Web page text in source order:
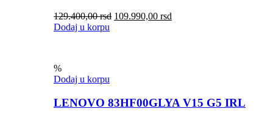
129.400,00rsd 109.990,00 rsd
Dodaj u korpu
%
Dodaj u korpu
LENOVO 83HF00GLYA V15 G5 IRL